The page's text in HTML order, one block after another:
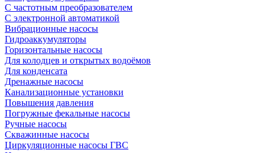
С частотным преобразователем
С электронной автоматикой
Вибрационные насосы
Гидроаккумуляторы
Горизонтальные насосы
Для колодцев и открытых водоёмов
Для конденсата
Дренажные насосы
Канализационные установки
Повышения давления
Погружные фекальные насосы
Ручные насосы
Скважинные насосы
Циркуляционные насосы ГВС